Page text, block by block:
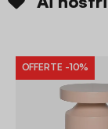
OFFERTE -10%